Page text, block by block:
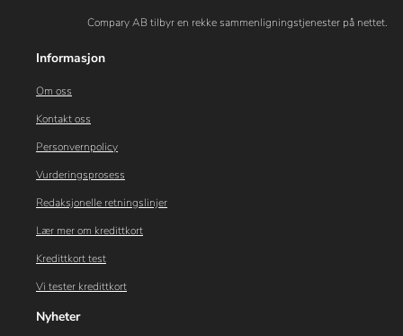
Compary AB tilbyr en rekke sammenligningstjenester på nettet.
Informasjon
Om oss
Kontakt oss
Personvernpolicy
Vurderingsprosess
Redaksjonelle retningslinjer
Lær mer om kredittkort
Kredittkort test
Vi tester kredittkort
Nyheter